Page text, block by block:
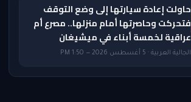
حاولت إعادة سيارتها إلى وضع التوقف
فتحركت وحاصرتها أمام منزلها.. مصرع أم
عراقية لخمسة أبناء في ميشيغان
الجالية العربية · 5 أغسطس 2026 — 1:50 PM